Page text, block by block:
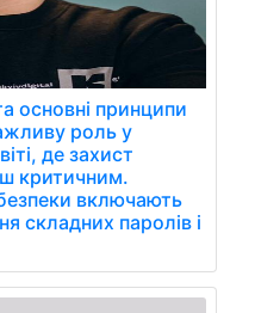
основні принципи
роль у
де захист
критичним.
включають
складних паролів і